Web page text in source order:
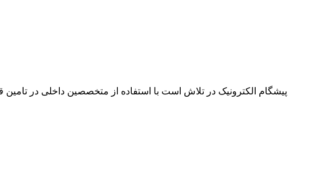
پیشگام الکترونیک در تلاش است با استفاده از متخصصین داخلی در